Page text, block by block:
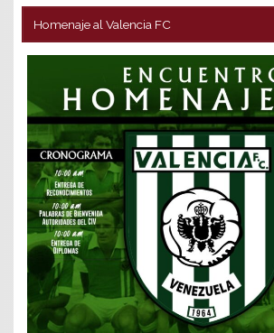
Homenaje al Valencia FC